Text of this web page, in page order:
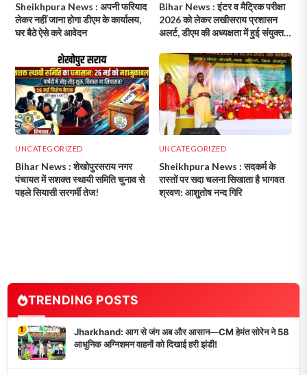
Sheikhpura News : अपनी फरियाद
लेकर नहीं जाना होगा डीएम के कार्यालय,
घर बैठे ऐसे करे आवेदन
Bihar News : इंटर व मैट्रिक परीक्षा
2026 को लेकर लखीसराय प्रशासन
अलर्ट, डीएम की अध्यक्षता में हुई संयुक्त
UNCATEGORIZED
Bihar News : शेखोपुरसराय नगर
पंचायत में सशक्त स्थायी समिति चुनाव से
पहले सियासी सरगर्मी तेज!
UNCATEGORIZED
Sheikhpura News : सदकर्म के
रास्तों पर सदा चलना सिखाता है भागवत
श्रवण: आशुतोष नन्द गिरि
TRENDING POSTS
1
Jharkhand: आग से जंग अब और आसान—CM हेमंत सोरेन ने 58
आधुनिक अग्निशमन वाहनों को दिखाई हरी झंडी!